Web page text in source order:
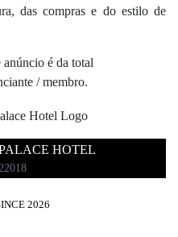
das compras e do estilo de
anúncio é da total
/ membro.
HOTEL
2026